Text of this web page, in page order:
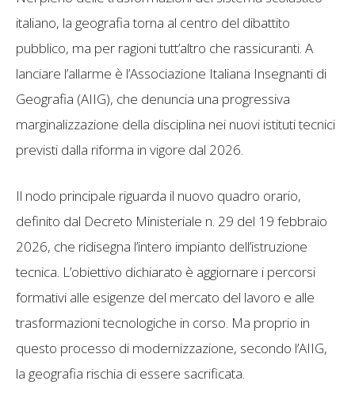
italiano, la geografia torna al centro del dibattito
pubblico, ma per ragioni tutt’altro che rassicuranti. A
lanciare l’allarme è l’Associazione Italiana Insegnanti di
Geografia (AIIG), che denuncia una progressiva
marginalizzazione della disciplina nei nuovi istituti tecnici
previsti dalla riforma in vigore dal 2026.
Il nodo principale riguarda il nuovo quadro orario,
definito dal Decreto Ministeriale n. 29 del 19 febbraio
2026, che ridisegna l’intero impianto dell’istruzione
tecnica. L’obiettivo dichiarato è aggiornare i percorsi
formativi alle esigenze del mercato del lavoro e alle
trasformazioni tecnologiche in corso. Ma proprio in
questo processo di modernizzazione, secondo l’AIIG,
la geografia rischia di essere sacrificata.